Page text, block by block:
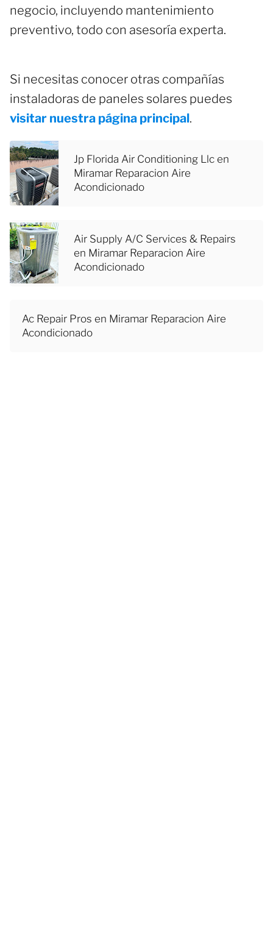
negocio, incluyendo mantenimiento
preventivo, todo con asesoría experta.
Si necesitas conocer otras compañías
instaladoras de paneles solares puedes
visitar nuestra página principal.
Jp Florida Air Conditioning Llc en
Miramar Reparacion Aire
Acondicionado
Air Supply A/C Services & Repairs
en Miramar Reparacion Aire
Acondicionado
Ac Repair Pros en Miramar Reparacion Aire
Acondicionado